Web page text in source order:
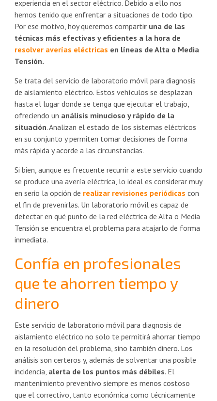
experiencia en el sector eléctrico. Debido a ello nos
hemos tenido que enfrentar a situaciones de todo tipo.
Por ese motivo, hoy queremos compartir una de las
técnicas más efectivas y eficientes a la hora de
resolver averías eléctricas en líneas de Alta o Media
Tensión.
Se trata del servicio de laboratorio móvil para diagnosis
de aislamiento eléctrico. Estos vehículos se desplazan
hasta el lugar donde se tenga que ejecutar el trabajo,
ofreciendo un análisis minucioso y rápido de la
situación. Analizan el estado de los sistemas eléctricos
en su conjunto y permiten tomar decisiones de forma
más rápida y acorde a las circunstancias.
Si bien, aunque es frecuente recurrir a este servicio cuando
se produce una avería eléctrica, lo ideal es considerar muy
en serio la opción de realizar revisiones periódicas con
el fin de prevenirlas. Un laboratorio móvil es capaz de
detectar en qué punto de la red eléctrica de Alta o Media
Tensión se encuentra el problema para atajarlo de forma
inmediata.
Confía en profesionales
que te ahorren tiempo y
dinero
Este servicio de laboratorio móvil para diagnosis de
aislamiento eléctrico no solo te permitirá ahorrar tiempo
en la resolución del problema, sino también dinero. Los
análisis son certeros y, además de solventar una posible
incidencia, alerta de los puntos más débiles. El
mantenimiento preventivo siempre es menos costoso
que el correctivo, tanto económica como técnicamente